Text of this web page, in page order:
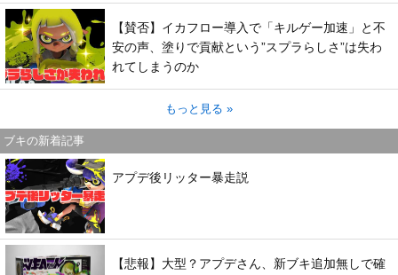
【賛否】イカフロー導入で「キルゲー加速」と不
安の声、塗りで貢献という”スプラらしさ”は失わ
れてしまうのか
もっと見る »
ブキの新着記事
アプデ後リッター暴走説
【悲報】大型？アプデさん、新ブキ追加無しで確